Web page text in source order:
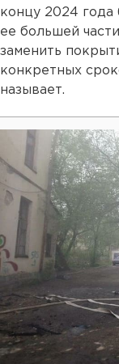
концу 2024 года
ее большей
заменить
конкретных
называет.